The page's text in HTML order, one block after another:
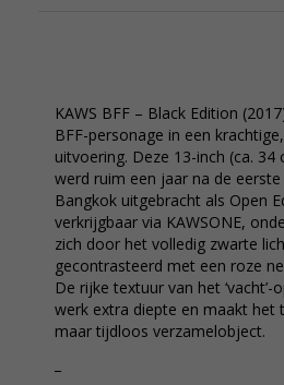
KAWS BFF – Black Edition
BFF-personage in een
uitvoering. Deze 13-inch (ca. 34
werd ruim een jaar na de
Bangkok uitgebracht als Open
verkrijgbaar via KAWSONE,
zich door het volledig zwarte
gecontrasteerd met een roze
De rijke textuur van het
werk extra diepte en maakt het
maar tijdloos verzamelobject.